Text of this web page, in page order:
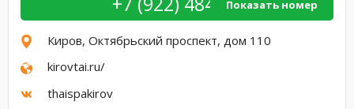
Показать номер
Киров, Октябрьский проспект, дом 110
kirovtai.ru/
thaispakirov